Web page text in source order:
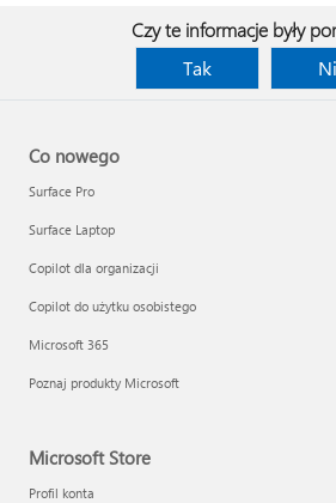
Czy te informacje były
Tak
Co nowego
Surface Pro
Surface Laptop
Copilot dla organizacji
Copilot do użytku osobistego
Microsoft 365
Poznaj produkty Microsoft
Microsoft Store
Profil konta